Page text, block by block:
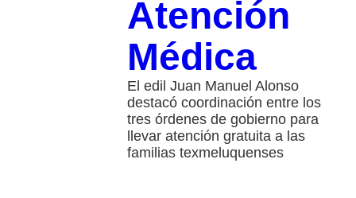
Atención
Médica
El edil Juan Manuel Alonso
destacó coordinación entre los
tres órdenes de gobierno para
llevar atención gratuita a las
familias texmeluquenses